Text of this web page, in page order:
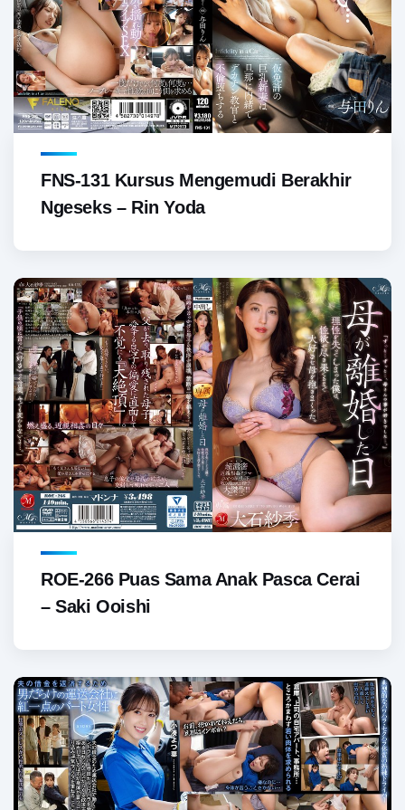
FNS-131 Kursus Mengemudi Berakhir
Ngeseks – Rin Yoda
ROE-266 Puas Sama Anak Pasca Cerai
– Saki Ooishi